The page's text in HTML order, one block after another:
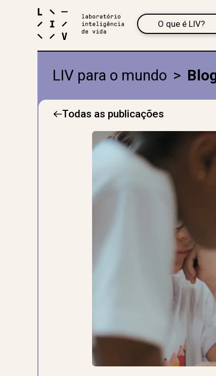
O que é LIV?
LIV para o mundo >
Todas as publicações